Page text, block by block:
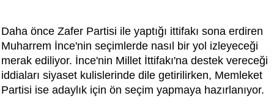
Daha önce Zafer Partisi ile yaptığı ittifakı sona erdiren
Muharrem İnce'nin seçimlerde nasıl bir yol izleyeceği
merak ediliyor. İnce'nin Millet İttifakı'na destek vereceği
iddiaları siyaset kulislerinde dile getirilirken, Memleket
Partisi ise adaylık için ön seçim yapmaya hazırlanıyor.